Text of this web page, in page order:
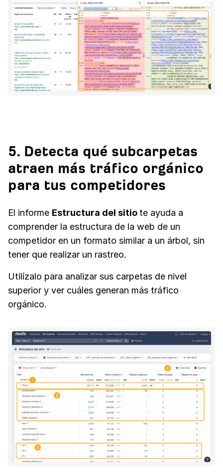
5. Detecta qué subcarpetas
atraen más tráfico orgánico
para tus competidores
El informe Estructura del sitio te ayuda a
comprender la estructura de la web de un
competidor en un formato similar a un árbol, sin
tener que realizar un rastreo.
Utilízalo para analizar sus carpetas de nivel
superior y ver cuáles generan más tráfico
orgánico.